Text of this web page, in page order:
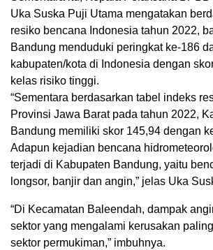
Uka Suska Puji Utama mengatakan
resiko bencana Indonesia tahun 2022,
Bandung menduduki peringkat ke-186
kabupaten/kota di Indonesia dengan
kelas risiko tinggi.
“Sementara berdasarkan tabel indeks
Provinsi Jawa Barat pada tahun 2022,
Bandung memiliki skor 145,94 dengan
Adapun kejadian bencana
terjadi di Kabupaten Bandung, yaitu
longsor, banjir dan angin,” jelas Uka
“Di Kecamatan Baleendah, dampak
sektor yang mengalami kerusakan
sektor permukiman,” imbuhnya.